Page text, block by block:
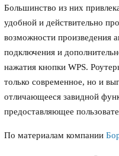
Большинство из них
удобной и действительно
возможности произведения
подключения и
нажатия кнопки WPS.
только современное, но и
отличающееся завидной
предоставляющее
По материалам компании